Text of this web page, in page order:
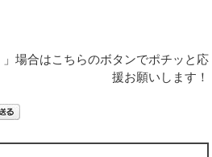
」場合はこちらのボタンでポチッと応
援お願いします！